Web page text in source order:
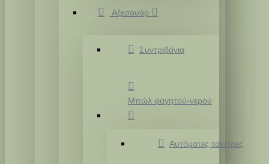
Αξεσουάρ
Συντριβάνια
Μπώλ φαγητού-νερού
Αυτόματες ταίστρες